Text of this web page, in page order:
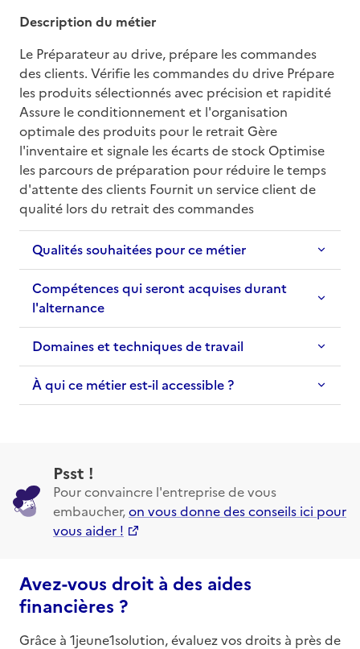
Description du métier
Le Préparateur au drive, prépare les commandes
des clients. Vérifie les commandes du drive Prépare
les produits sélectionnés avec précision et rapidité
Assure le conditionnement et l'organisation
optimale des produits pour le retrait Gère
l'inventaire et signale les écarts de stock Optimise
les parcours de préparation pour réduire le temps
d'attente des clients Fournit un service client de
qualité lors du retrait des commandes
Qualités souhaitées pour ce métier
Compétences qui seront acquises durant
l'alternance
Domaines et techniques de travail
À qui ce métier est-il accessible ?
Psst !
Pour convaincre l'entreprise de vous
embaucher,on vous donne des conseils ici pour
vous aider !
Avez-vous droit à des aides
financières ?
Grâce à 1jeune1solution, évaluez vos droits à près de